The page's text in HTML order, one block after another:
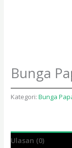
Bunga
Kategori:Bunga
Ulasan (0)